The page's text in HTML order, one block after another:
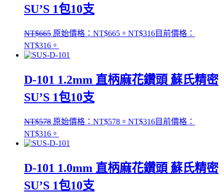
SU’S 1包10支
NT$665 原始價格：NT$665。 NT$316目前價格：
NT$316。
D-101 1.2mm 直柄麻花鑽頭 蘇氏精密
SU’S 1包10支
NT$578 原始價格：NT$578。 NT$316目前價格：
NT$316。
D-101 1.0mm 直柄麻花鑽頭 蘇氏精密
SU’S 1包10支